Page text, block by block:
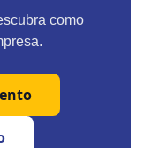
como